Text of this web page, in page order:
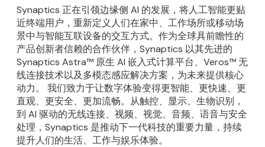
Synaptics 正在引领边缘侧 AI 的发展，将人工智能更贴
近终端用户，重新定义人们在家中、工作场所或移动场
景中与智能互联设备的交互方式。作为全球具前瞻性的
产品创新者信赖的合作伙伴，Synaptics 以其先进的
Synaptics Astra™ 原生 AI 嵌入式计算平台、Veros™ 无
线连接技术以及多模态感应解决方案，为未来提供核心
动力。 我们致力于让数字体验变得更智能、更快速、更
直观、更安全、更加流畅。从触控、显示、生物识别，
到 AI 驱动的无线连接、视频、视觉、音频、语音与安全
处理，Synaptics 是推动下一代科技的重要力量，持续
提升人们的生活、工作与娱乐体验。